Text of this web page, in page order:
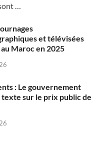
…
et télévisées
Maroc en 2025
: Le gouvernement
texte sur le prix public de